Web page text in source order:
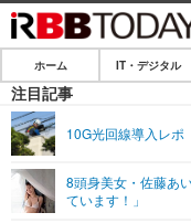
ホーム
IT・デジタル
ネタ
SPEED TEST
エンタメ
ホーム IT・デジタル
注目記事
10G光回線導入レポ
8頭身美女・佐藤あ
ています！」